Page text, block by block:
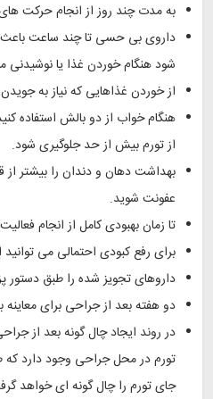
به مدت چند روز از انجام حرکت
داروی بی حسی تا چند ساعت
شود هنگام خوردن غذا یا نوشیدنی
از خوردن غذاهایی که نیاز به
هنگام خواب از دو بالش استفاده
از تورم بیش از حد جلوگیری شود.
بهداشت دهان و دندان را بیشتر از
عفونت شوید.
تا زمان بهبودی کامل از انجام
برای رفع کبودی احتمالی می
داروهای تجویز شده را طبق
دو هفته بعد از جراحی برای
در روند ایجاد چال گونه بعد از
تورم در محل جراحی وجود دارد
جای تورم را چال گونه ای خواهد